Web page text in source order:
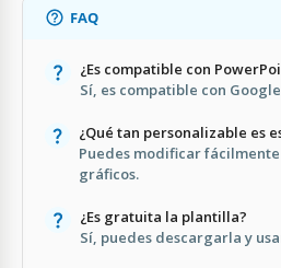
FAQ
¿Es compatible con
Sí, es compatible con
¿Qué tan personalizable es
Puedes modificar
gráficos.
¿Es gratuita la plantilla?
Sí, puedes descargarla y